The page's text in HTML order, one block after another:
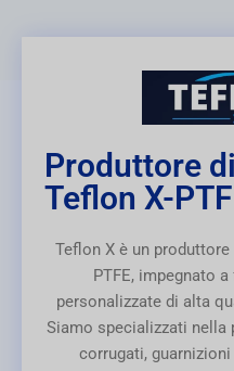
Produttore
Teflon X-
Teflon X è un
PTFE, impegnato
personalizzate di alta
Siamo specializzati nella
corrugati,